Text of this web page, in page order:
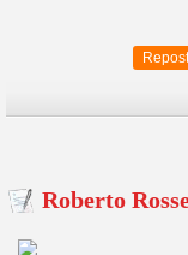
Repost
Roberto